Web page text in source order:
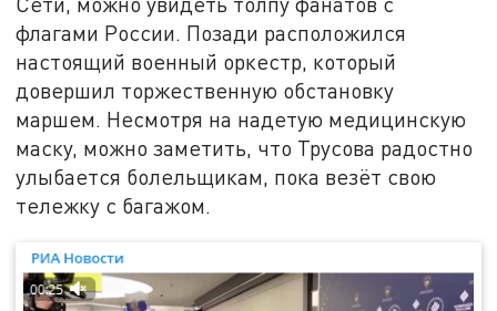
флагами России. Позади расположился
настоящий военный оркестр, который
довершил торжественную обстановку
маршем. Несмотря на надетую медицинскую
маску, можно заметить, что Трусова радостно
улыбается болельщикам, пока везёт свою
тележку с багажом.